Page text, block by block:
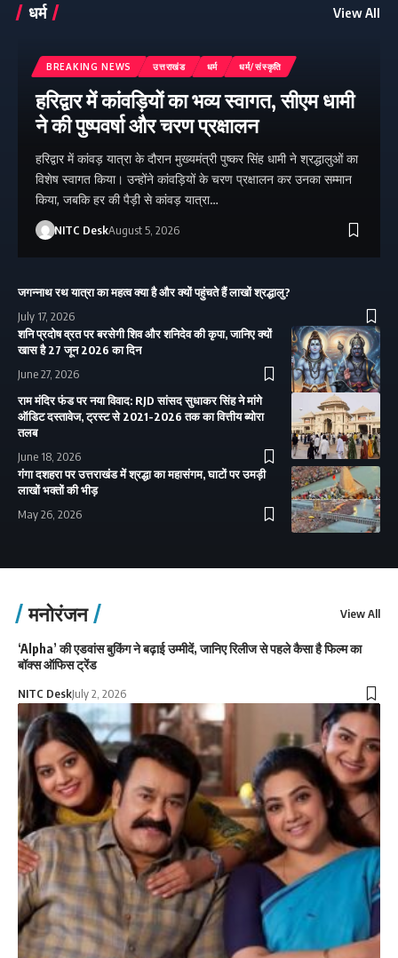
धर्म View All
BREAKING NEWS उत्तराखंड धर्म धर्म/संस्कृति
हरिद्वार में कांवड़ियों का भव्य स्वागत, सीएम धामी
ने की पुष्पवर्षा और चरण प्रक्षालन
हरिद्वार में कांवड़ यात्रा के दौरान मुख्यमंत्री पुष्कर सिंह धामी ने श्रद्धालुओं का
विशेष स्वागत किया। उन्होंने कांवड़ियों के चरण प्रक्षालन कर उनका सम्मान
किया, जबकि हर की पैड़ी से कांवड़ यात्रा…
NITC DeskAugust 5, 2026
जगन्नाथ रथ यात्रा का महत्व क्या है और क्यों पहुंचते हैं लाखों श्रद्धालु?
July 17, 2026
शनि प्रदोष व्रत पर बरसेगी शिव और शनिदेव की कृपा, जानिए क्यों
खास है 27 जून 2026 का दिन
June 27, 2026
राम मंदिर फंड पर नया विवाद: RJD सांसद सुधाकर सिंह ने मांगे
ऑडिट दस्तावेज, ट्रस्ट से 2021-2026 तक का वित्तीय ब्योरा
तलब
June 18, 2026
गंगा दशहरा पर उत्तराखंड में श्रद्धा का महासंगम, घाटों पर उमड़ी
लाखों भक्तों की भीड़
May 26, 2026
मनोरंजन View All
‘Alpha’ की एडवांस बुकिंग ने बढ़ाई उम्मीदें, जानिए रिलीज से पहले कैसा है फिल्म का
बॉक्स ऑफिस ट्रेंड
NITC DeskJuly 2, 2026